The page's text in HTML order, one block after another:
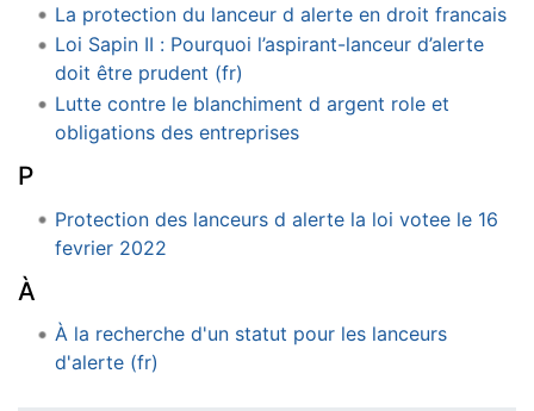
La protection du lanceur d alerte en droit francais
Loi Sapin II : Pourquoi l’aspirant-lanceur d’alerte
doit être prudent (fr)
Lutte contre le blanchiment d argent role et
obligations des entreprises
P
Protection des lanceurs d alerte la loi votee le 16
fevrier 2022
À
À la recherche d'un statut pour les lanceurs
d'alerte (fr)